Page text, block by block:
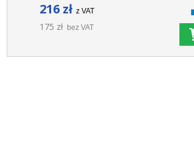
216 zł z VAT
175 zł bez VAT